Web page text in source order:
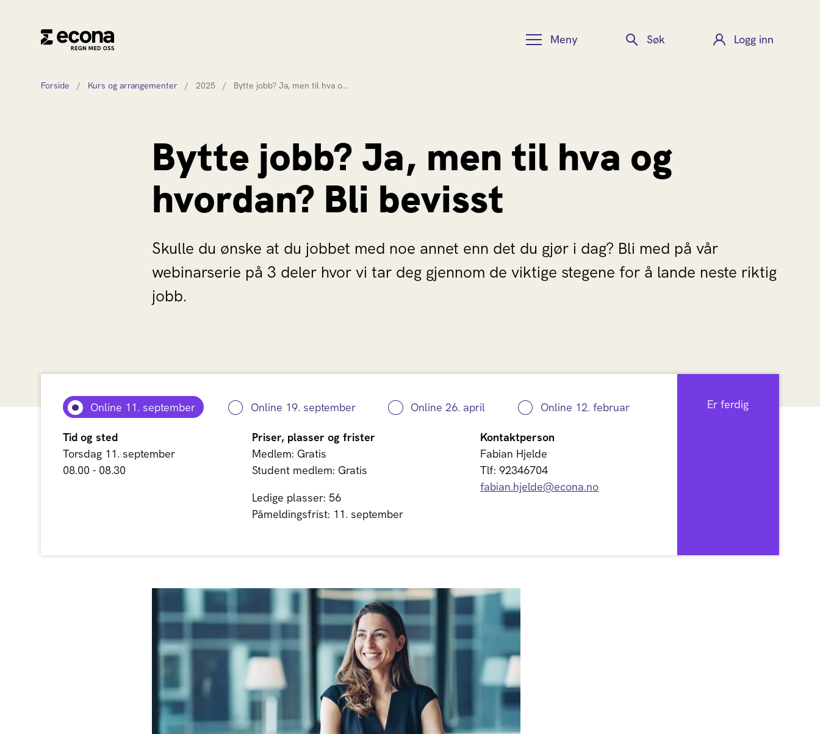
Meny Søk Logg inn
Forside / Kurs og arrangementer / 2025 / Bytte jobb? Ja, men til hva o…
Bytte jobb? Ja, men til hva og
hvordan? Bli bevisst
Skulle du ønske at du jobbet med noe annet enn det du gjør i dag? Bli med på vår
webinarserie på 3 deler hvor vi tar deg gjennom de viktige stegene for å lande neste riktig
jobb.
Online 11. september Online 19. september Online 26. april Online 12. februar
Tid og sted
Torsdag 11. september
08.00 - 08.30
Priser, plasser og frister
Medlem: Gratis
Student medlem: Gratis
Ledige plasser: 56
Påmeldingsfrist: 11. september
Kontaktperson
Fabian Hjelde
Tlf: 92346704
fabian.hjelde@econa.no
Er ferdig